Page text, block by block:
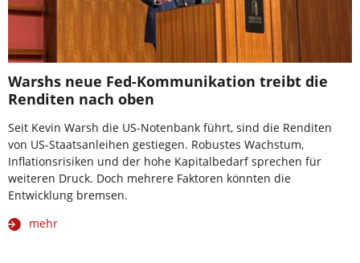
Warshs neue Fed-Kommunikation treibt die
Renditen nach oben
Seit Kevin Warsh die US-Notenbank führt, sind die Renditen
von US-Staatsanleihen gestiegen. Robustes Wachstum,
Inflationsrisiken und der hohe Kapitalbedarf sprechen für
weiteren Druck. Doch mehrere Faktoren könnten die
Entwicklung bremsen.
mehr